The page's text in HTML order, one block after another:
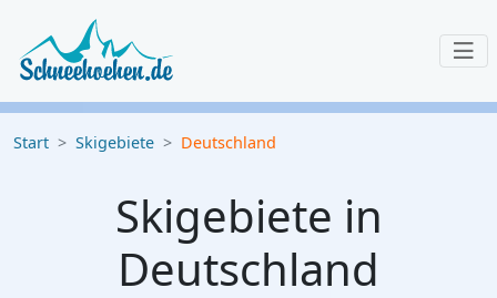
Start Skigebiete Deutschland
Skigebiete in
Deutschland